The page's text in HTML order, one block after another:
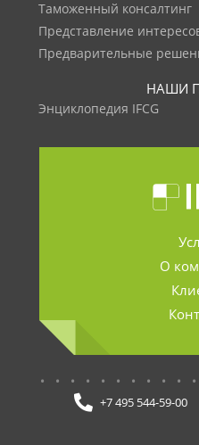
Таможенный консалтинг
Представление
Предварительные
НАШИ
Энциклопедия IFCG
О
+7 495 544-59-00